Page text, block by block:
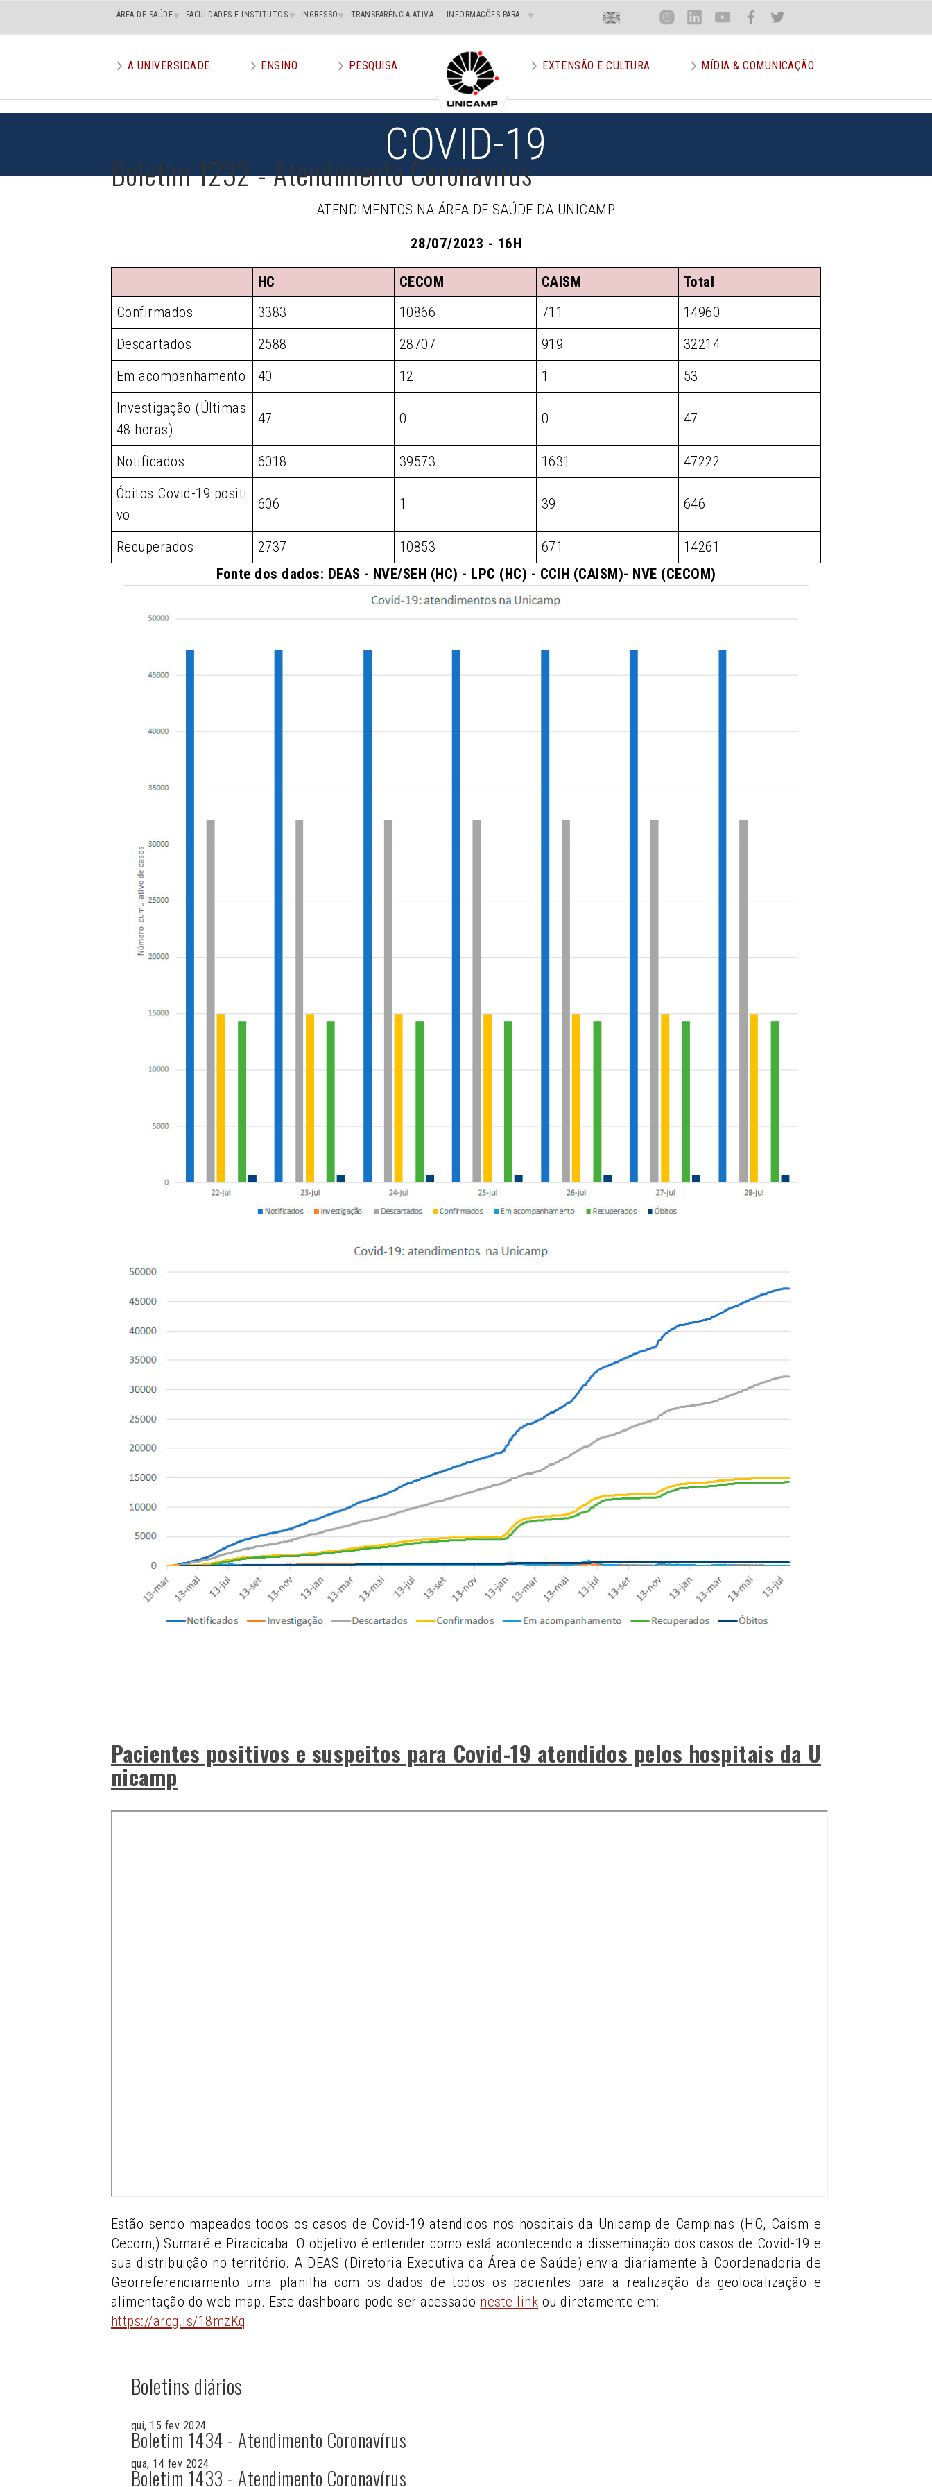
Main
superior
ÁREA DE SAÚDE FACULDADES E INSTITUTOS INGRESSO TRANSPARÊNCIA ATIVA INFORMAÇÕES PARA... Menu
Superior
Direito
En Inst Lin You Face Twit
menu
A UNIVERSIDADE ENSINO PESQUISA EXTENSÃO E CULTURA MÍDIA & COMUNICAÇÃO
COVID-19
Boletim 1232 - Atendimento Coronavírus
ATENDIMENTOS NA ÁREA DE SAÚDE DA UNICAMP
28/07/2023 - 16H
HC CECOM CAISM
Total
Confirmados
3383 10866 711
14960
Descartados
2588 28707 919
32214
Em acompanhamento
40 12 1
53
Investigação (Últimas
48 horas)
47 0 0 47
Notificados 6018 39573 1631
47222
Óbitos Covid-19 positi
vo
606 1 39 646
Recuperados 2737 10853 671
14261
Fonte dos dados: DEAS - NVE/SEH (HC) - LPC (HC) - CCIH (CAISM)- NVE (CECOM)
Pacientes positivos e suspeitos para Covid-19 atendidos pelos hospitais da U
nicamp
Estão sendo mapeados todos os casos de Covid-19 atendidos nos hospitais da Unicamp de Campinas (HC, Caism e
Cecom,) Sumaré e Piracicaba. O objetivo é entender como está acontecendo a disseminação dos casos de Covid-19 e
sua distribuição no território. A DEAS (Diretoria Executiva da Área de Saúde) envia diariamente à Coordenadoria de
Georreferenciamento uma planilha com os dados de todos os pacientes para a realização da geolocalização e
alimentação do web map. Este dashboard pode ser acessado neste link ou diretamente em:
https://arcg.is/18mzKq .
Boletins diários
qui, 15 fev 2024
Boletim 1434 - Atendimento Coronavírus
qua, 14 fev 2024
Boletim 1433 - Atendimento Coronavírus